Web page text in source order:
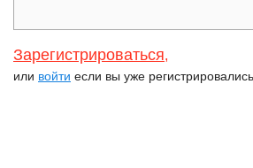
Зарегистрироваться,
или войти если вы уже